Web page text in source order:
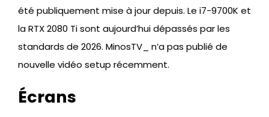
été publiquement mise à jour depuis. Le i7-9700K et
la RTX 2080 Ti sont aujourd’hui dépassés par les
standards de 2026. MinosTV_ n’a pas publié de
nouvelle vidéo setup récemment.
Écrans